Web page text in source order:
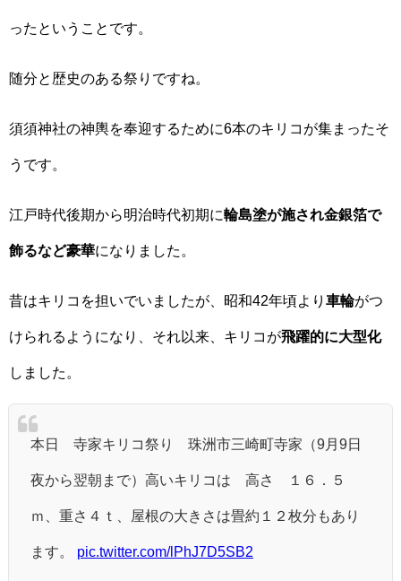
ったということです。
随分と歴史のある祭りですね。
須須神社の神輿を奉迎するために6本のキリコが集まったそ
うです。
江戸時代後期から明治時代初期に輪島塗が施され金銀箔で
飾るなど豪華になりました。
昔はキリコを担いでいましたが、昭和42年頃より 車輪がつ
けられるようになり、それ以来、キリコが飛躍的に大型化
しました。
本日 寺家キリコ祭り 珠洲市三崎町寺家（9月9日
夜から翌朝まで）高いキリコは 高さ １６．５
ｍ、重さ４ｔ、屋根の大きさは畳約１２枚分もあり
ます。 pic.twitter.com/lPhJ7D5SB2